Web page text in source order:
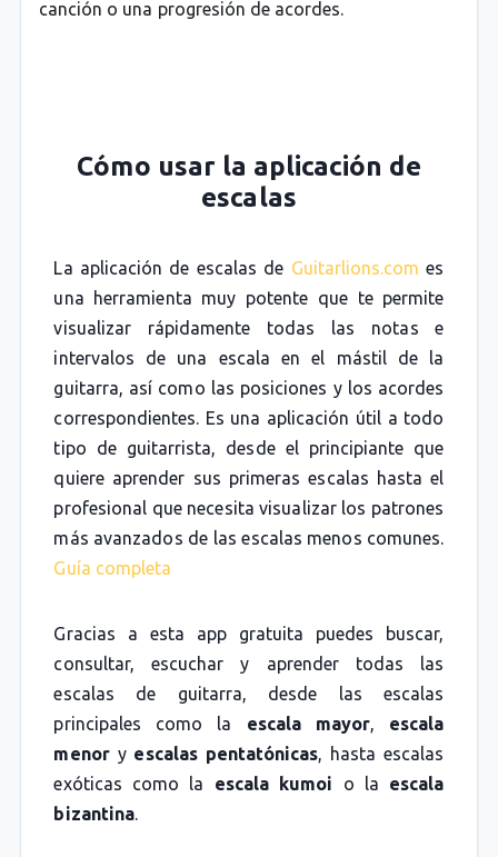
canción o una progresión de acordes.
Cómo usar la aplicación de
escalas
La aplicación de escalas de Guitarlions.com es
una herramienta muy potente que te permite
visualizar rápidamente todas las notas e
intervalos de una escala en el mástil de la
guitarra, así como las posiciones y los acordes
correspondientes. Es una aplicación útil a todo
tipo de guitarrista, desde el principiante que
quiere aprender sus primeras escalas hasta el
profesional que necesita visualizar los patrones
más avanzados de las escalas menos comunes.
Guía completa
Gracias a esta app gratuita puedes buscar,
consultar, escuchar y aprender todas las
escalas de guitarra, desde las escalas
principales como la escala mayor, escala
menory escalas pentatónicas, hasta escalas
exóticas como la escala kumoi o la escala
bizantina.